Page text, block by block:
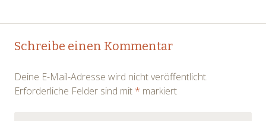
Post
Schreibe einen Kommentar
Deine E-Mail-Adresse wird nicht veröffentlicht.
Erforderliche Felder sind mit * markiert